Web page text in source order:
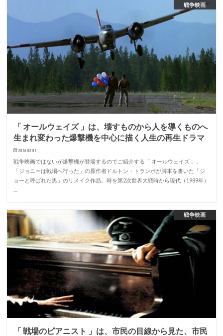
戦争映画
「 オールウェイズ 」は、壊すものから人を導くものへ
生まれ変わった爆撃機を中心に描く人生の再生ドラマ
2016.02.01
戦争映画ではないが爆撃機が登場するのでご紹介する「 オールウェイズ 」。
「ジョニーは戦場へ行った」の原作者ドルトン・トランボが脚本を書いた「ジ
ョーと呼ばれた男」のリメイク作品。時を第2次世界大戦時から現代（1989年）
戦争映画
「 戦場のピアニスト 」は、市民の目線から見た、市民